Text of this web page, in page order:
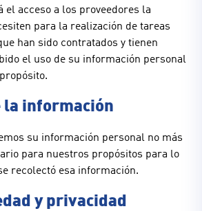
el acceso a los proveedores la
para la realización de tareas
han sido contratados y tienen
el uso de su información personal
la información
su información personal no más
para nuestros propósitos para lo
recolectó esa información.
y privacidad